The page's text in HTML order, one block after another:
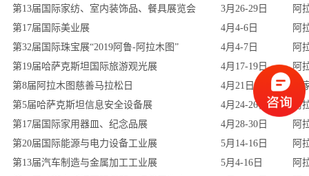
第13届国际家纺、室内装饰品、餐具展览会
3月26-29日
阿
第17届国际美业展
4月4-6日
阿
第32届国际珠宝展“2019阿鲁-阿拉木图”
4月4-7日
阿
第19届哈萨克斯坦国际旅游观光展
4月17-19日
阿
第8届阿拉木图慈善马拉松日
4月21日
国
第5届哈萨克斯坦信息安全设备展
4月24-26日
阿
第17届国际家用器皿、纪念品展
4月28-30日
阿
第20届国际能源与电力设备工业展
5月14-16日
阿
第13届汽车制造与金属加工工业展
5月4-16日
阿